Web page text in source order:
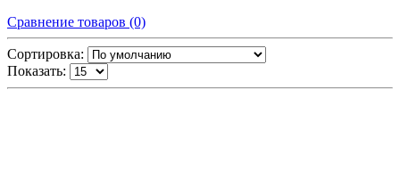
Сравнение товаров (0)
Сортировка:
Показать: